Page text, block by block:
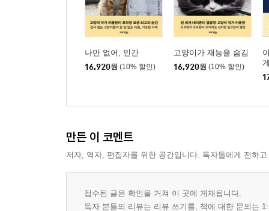
나만 없어, 인간
16,920원 (10% 할인)
고양이가 재능을 숨김
16,920원 (10% 할인)
만든 이 코멘트
저자, 역자, 편집자를 위한 공간입니다. 독자들에게 전하
접수된 글은 확인을 거쳐 이 곳에 게재됩니다.
독자 분들의 리뷰는 리뷰 쓰기를, 책에 대한 문의는